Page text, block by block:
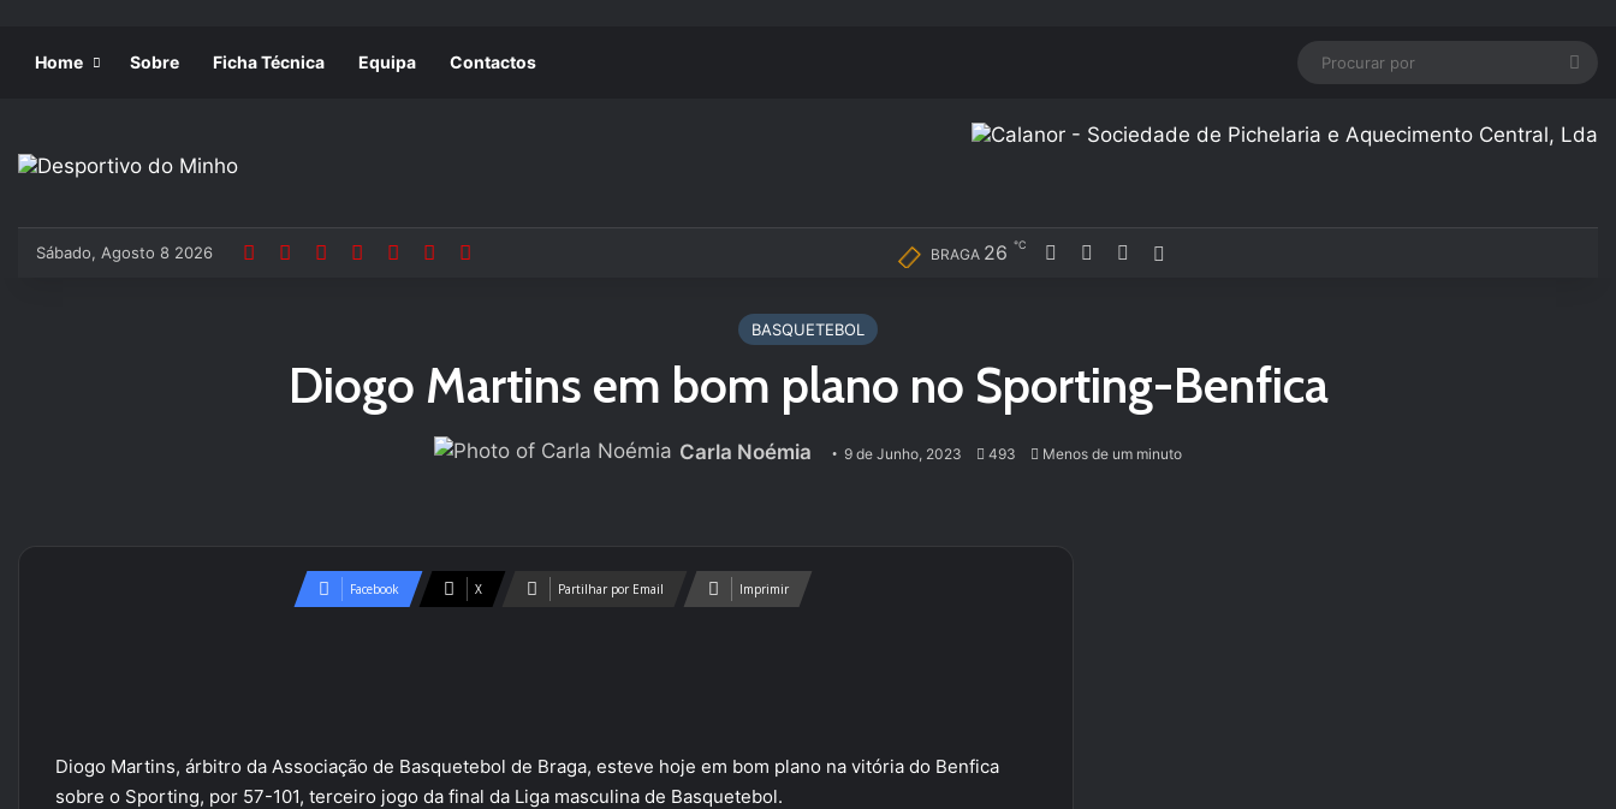
Home Sobre Ficha Técnica Equipa Contactos
Sábado, Agosto 8 2026 BRAGA 26 ℃ FacebookYouTubeInstagram
BASQUETEBOL
Diogo Martins em bom plano no Sporting-Benfica
Carla Noémia 9 de Junho, 2023 493 Menos de um minuto
Facebook X Partilhar por Email Imprimir
Diogo Martins, árbitro da Associação de Basquetebol de Braga, esteve hoje em bom plano na vitória do Benfica
sobre o Sporting, por 57-101, terceiro jogo da final da Liga masculina de Basquetebol.